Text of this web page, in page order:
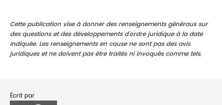
Cette publication vise à donner des renseignements généraux sur
des questions et des développements d’ordre juridique à la date
indiquée. Les renseignements en cause ne sont pas des avis
juridiques et ne doivent pas être traités ni invoqués comme tels.
Écrit par